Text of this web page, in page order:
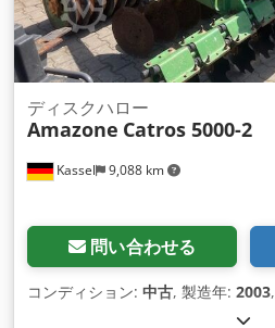
Kassel 9,088 km
ディスクハロー
Amazone Catros 5000-2
問い合わせる
コンディション: 中古, 製造年: 2003,